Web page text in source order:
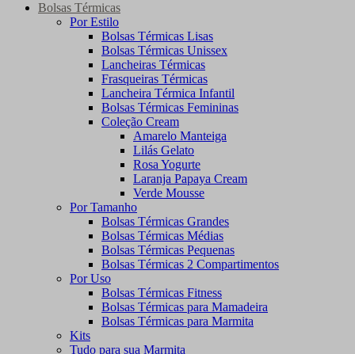
Bolsas Térmicas
Por Estilo
Bolsas Térmicas Lisas
Bolsas Térmicas Unissex
Lancheiras Térmicas
Frasqueiras Térmicas
Lancheira Térmica Infantil
Bolsas Térmicas Femininas
Coleção Cream
Amarelo Manteiga
Lilás Gelato
Rosa Yogurte
Laranja Papaya Cream
Verde Mousse
Por Tamanho
Bolsas Térmicas Grandes
Bolsas Térmicas Médias
Bolsas Térmicas Pequenas
Bolsas Térmicas 2 Compartimentos
Por Uso
Bolsas Térmicas Fitness
Bolsas Térmicas para Mamadeira
Bolsas Térmicas para Marmita
Kits
Tudo para sua Marmita